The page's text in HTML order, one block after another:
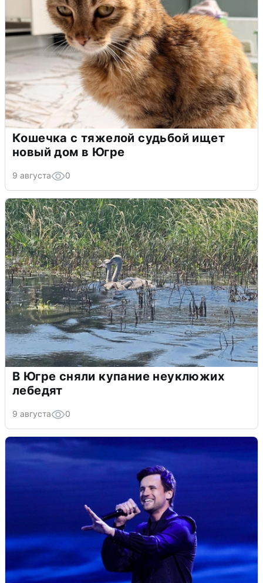
Кошечка с тяжелой судьбой ищет
новый дом в Югре
9 августа 0
В Югре сняли купание неуклюжих
лебедят
9 августа 0